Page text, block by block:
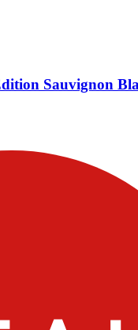
Sauvignon